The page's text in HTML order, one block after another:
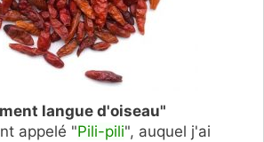
langue d'oiseau"
appelé "Pili-pili", auquel j'ai